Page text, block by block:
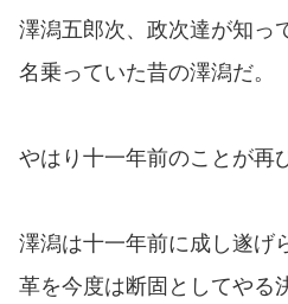
澤潟五郎次、政次達が知っ
名乗っていた昔の澤潟だ。
やはり十一年前のことが再
澤潟は十一年前に成し遂げ
革を今度は断固としてやる